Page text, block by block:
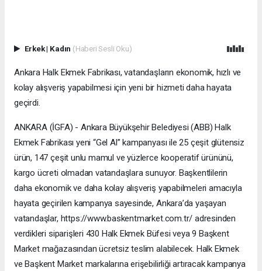
Erkek| Kadın (Haberi Sesli Oku)
Ankara Halk Ekmek Fabrikası, vatandaşların ekonomik, hızlı ve
kolay alışveriş yapabilmesi için yeni bir hizmeti daha hayata
geçirdi.
ANKARA (İGFA) - Ankara Büyükşehir Belediyesi (ABB) Halk
Ekmek Fabrikası yeni “Gel Al” kampanyası ile 25 çeşit glütensiz
ürün, 147 çeşit unlu mamul ve yüzlerce kooperatif ürününü,
kargo ücreti olmadan vatandaşlara sunuyor. Başkentlilerin
daha ekonomik ve daha kolay alışveriş yapabilmeleri amacıyla
hayata geçirilen kampanya sayesinde, Ankara’da yaşayan
vatandaşlar, https://www.baskentmarket.com.tr/ adresinden
verdikleri siparişleri 430 Halk Ekmek Büfesi veya 9 Başkent
Market mağazasından ücretsiz teslim alabilecek. Halk Ekmek
ve Başkent Market markalarına erişebilirliği artıracak kampanya